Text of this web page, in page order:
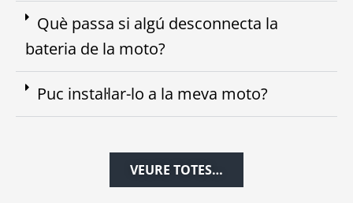
Què passa si algú desconnecta la
bateria de la moto?
Puc instal·lar-lo a la meva moto?
VEURE TOTES…